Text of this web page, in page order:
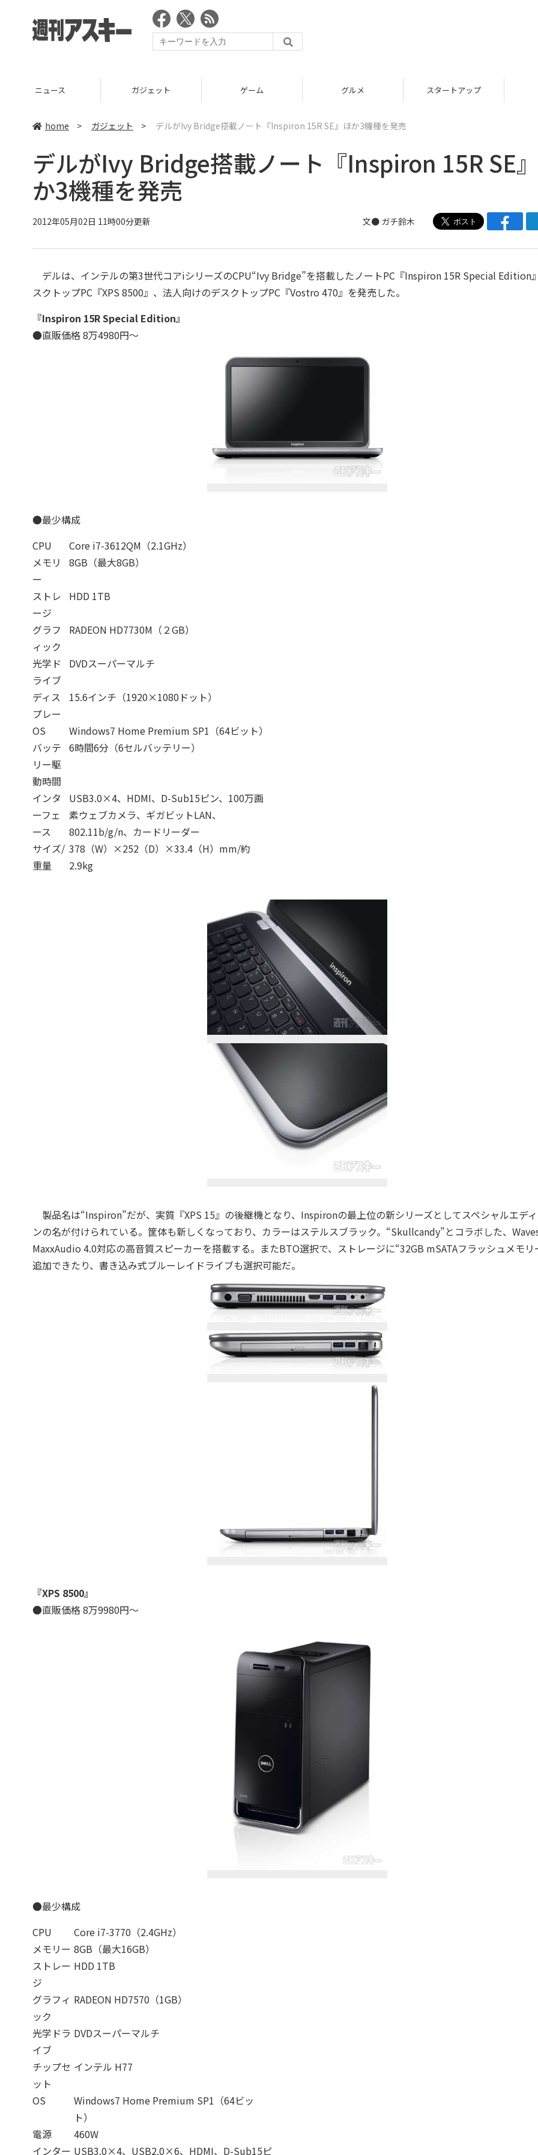
ニュース ガジェット ゲーム グルメ スタートアップ
home > ガジェット > デルがIvy Bridge搭載ノート『Inspiron 15R SE』ほか3機種を発売
デルがIvy Bridge搭載ノート『Inspiron 15R SE
か3機種を発売
2012年05月02日 11時00分更新 文● ガチ鈴木
デルは、インテルの第3世代コアiシリーズのCPU“Ivy Bridge”を搭載したノートPC『Inspiron 15R Special Edition
スクトップPC『XPS 8500』、法人向けのデスクトップPC『Vostro 470』を発売した。
『Inspiron 15R Special Edition』
●直販価格 8万4980円～
●最少構成
CPU
Core i7-3612QM（2.1GHz）
メモリ
ー
8GB（最大8GB）
ストレ
ージ
HDD 1TB
グラフ
ィック
RADEON HD7730M（２GB）
光学ド
ライブ
DVDスーパーマルチ
ディス
プレー
15.6インチ（1920×1080ドット）
OS
Windows7 Home Premium SP1（64ビット）
バッテ
リー駆
動時間
6時間6分（6セルバッテリー）
インタ
ーフェ
ース
USB3.0×4、HDMI、D-Sub15ピン、100万画
素ウェブカメラ、ギガビットLAN、
802.11b/g/n、カードリーダー
サイズ/
重量
378（W）×252（D）×33.4（H）mm/約
2.9kg
製品名は“Inspiron”だが、実質『XPS 15』の後継機となり、Inspironの最上位の新シリーズとしてスペシャルエデ
ンの名が付けられている。筐体も新しくなっており、カラーはステルスブラック。“Skullcandy”とコラボした、
MaxxAudio 4.0対応の高音質スピーカーを搭載する。またBTO選択で、ストレージに“32GB mSATAフラッシュメモリ
追加できたり、書き込み式ブルーレイドライブも選択可能だ。
『XPS 8500』
●直販価格 8万9980円～
●最少構成
CPU
Core i7-3770（2.4GHz）
メモリー 8GB（最大16GB）
ストレー
ジ
HDD 1TB
グラフィ
ック
RADEON HD7570（1GB）
光学ドラ
イブ
DVDスーパーマルチ
チップセ
ット
インテル H77
OS
Windows7 Home Premium SP1（64ビッ
ト）
電源
460W
インター USB3.0×4、USB2.0×6、HDMI、D-Sub15ピ